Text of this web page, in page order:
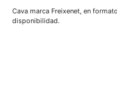
Cava marca Freixenet, en
disponibilidad.